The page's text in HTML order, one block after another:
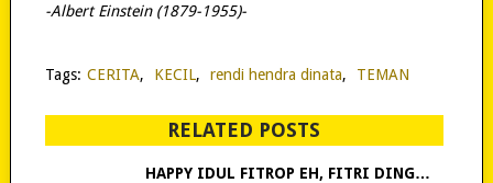
-Albert Einstein (1879-1955)-
Tags: CERITA, KECIL, rendi hendra dinata, TEMAN
RELATED POSTS
HAPPY IDUL FITROP EH, FITRI DING…